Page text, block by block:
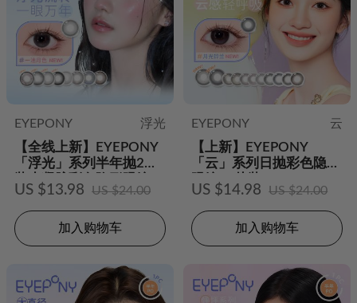
EYEPONY
浮光
【全线上新】EYEPONY
「浮光」系列半年抛2片
装水凝胶彩色隐形眼镜
US $13.98 US $24.00
加入购物车
EYEPONY
云
【上新】EYEPONY
「云」系列日抛彩色隐形
眼镜10片装
US $14.98 US $24.00
加入购物车